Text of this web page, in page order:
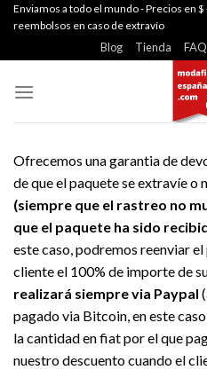
SkipEnviamos a todo el mundo - Precios en
reembolsos en caso de extravío
Blog Tienda FAQ
Ofrecemos una garantia de
de que el paquete se extravíe o
(siempre que el rastreo no
que el paquete ha sido
este caso, podremos reenviar
cliente el 100% de importe de
realizará siempre via Paypal
pagado via Bitcoin, en este
la cantidad en fiat por el que
nuestro descuento cuando el